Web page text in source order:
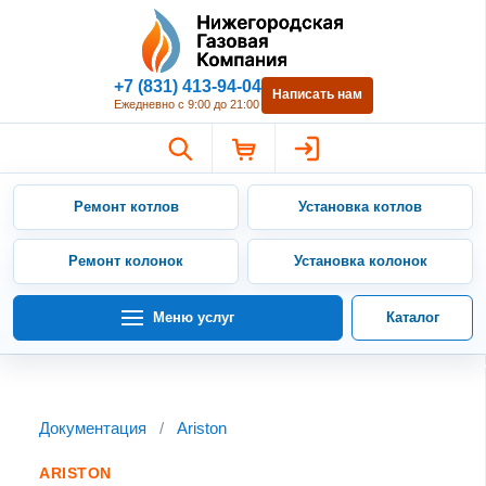
Нижегородская Газовая
+7 (831) 413-94-04
Ежедневно с 9:00 до 21:00
Написать нам
Ремонт котлов Установка котлов
Ремонт колонок Установка колонок
Меню услуг Каталог
Документация / Ariston
ARISTON